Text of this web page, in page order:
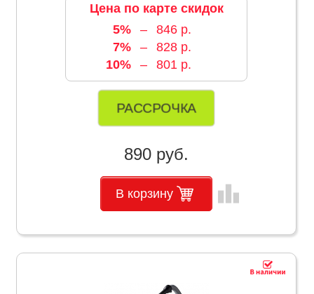
Цена по карте скидок
5%
–
846 р.
7%
–
828 р.
10%
– 801 р.
РАССРОЧКА
890 руб.
В корзину leaderboard